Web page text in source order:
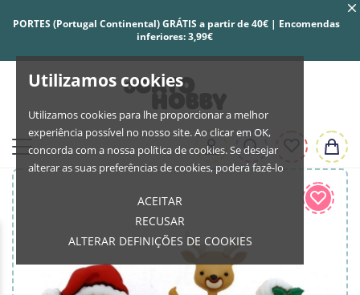
Utilizamos cookies
Utilizamos cookies para lhe proporcionar a melhor
experiência possível no nosso site. Ao clicar em OK,
concorda com a nossa política de cookies. Se desejar
alterar as suas preferências de cookies, poderá fazê-lo
ACEITAR
RECUSAR
ALTERAR DEFINIÇÕES DE COOKIES
PORTES (Portugal Continental) GRÁTIS a partir de 40€ | Encomendas
inferiores: 3,99€